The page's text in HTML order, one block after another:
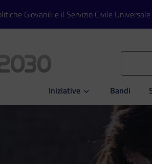
Giovanili e il Servizio Civile Universale
Iniziative
Apri Iniziative Bandi